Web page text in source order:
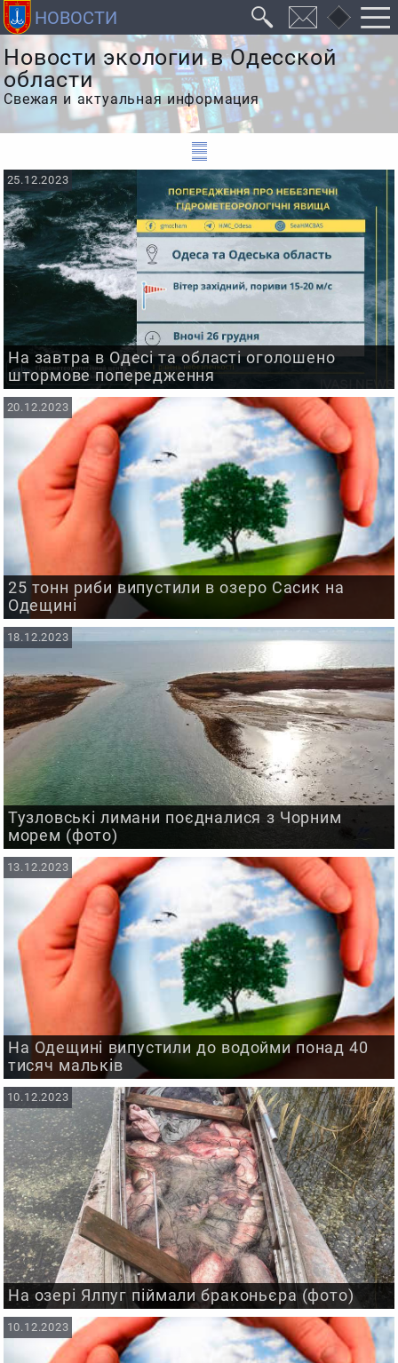
Новости экологии в Одесской
области
Свежая и актуальная информация
На завтра в Одесі та області оголошено
штормове попередження
25.12.2023
25 тонн риби випустили в озеро Сасик на
Одещині
20.12.2023
Тузловські лимани поєдналися з Чорним
морем (фото)
18.12.2023
На Одещині випустили до водойми понад 40
тисяч мальків
13.12.2023
На озері Ялпуг піймали браконьєра (фото)
10.12.2023
10.12.2023